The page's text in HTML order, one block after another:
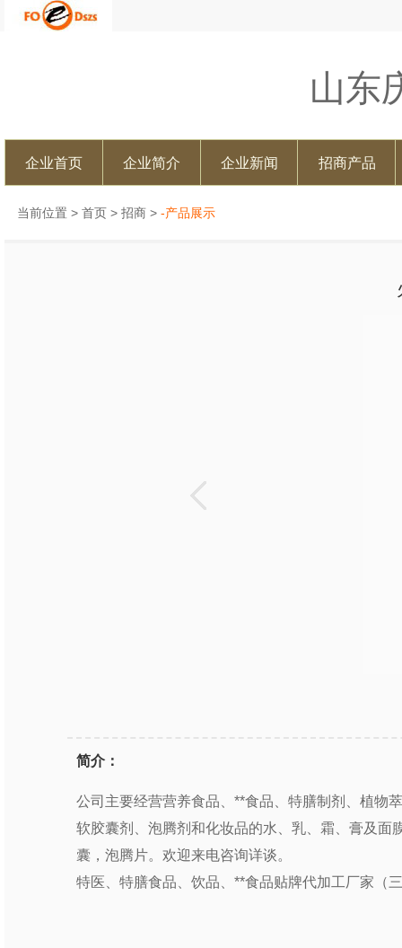
山东
企业首页 企业简介 企业新闻 招商产品
当前位置 > 首页 > 招商 > -产品展示
简介：
公司主要经营营养食品、**食品、特膳制剂、植物
软胶囊剂、泡腾剂和化妆品的水、乳、霜、膏及
囊，泡腾片。欢迎来电咨询详谈。
特医、特膳食品、饮品、**食品贴牌代加工厂家（